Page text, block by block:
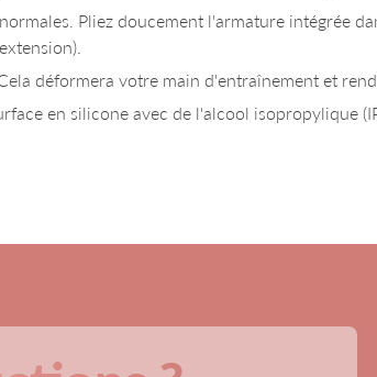
Pliez doucement l'armature intégrée
déformera votre main d'entraînement et
en silicone avec de l'alcool isopropylique